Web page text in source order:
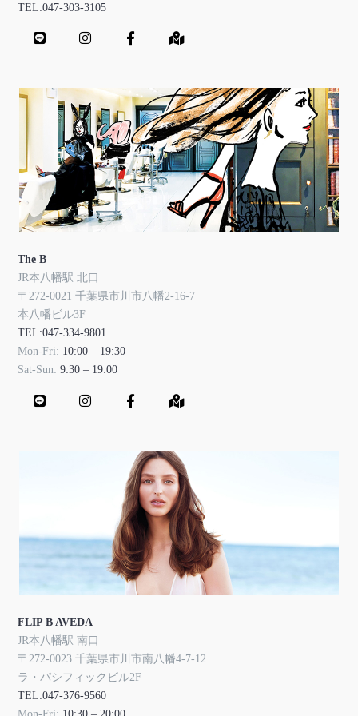
TEL:047-303-3105
The B
JR本八幡駅 北口
〒272-0021 千葉県市川市八幡2-16-7
本八幡ビル3F
TEL:047-334-9801
Mon-Fri: 10:00 – 19:30
Sat-Sun:9:30 – 19:00
FLIP B AVEDA
JR本八幡駅 南口
〒272-0023 千葉県市川市南八幡4-7-12
ラ・パシフィックビル2F
TEL:047-376-9560
Mon-Fri: 10:30 – 20:00